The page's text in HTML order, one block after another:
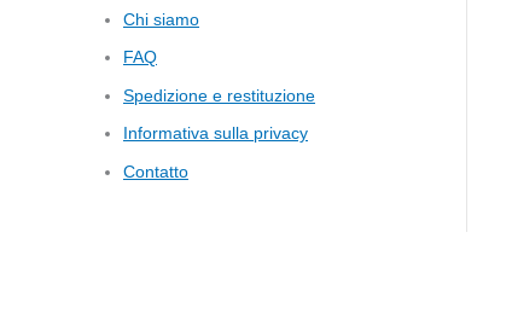
Chi siamo
FAQ
Spedizione e restituzione
Informativa sulla privacy
Contatto